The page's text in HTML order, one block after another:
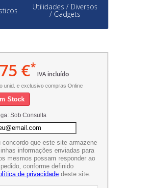
Utilidades / Diversos
/ Gadgets
€*
IVA incluído
unid. e exclusivo compras Online
Stock
Sob Consulta
concordo que este site armazene
informações enviadas para
mesmos possam responder ao
conforme definido
de privacidadedeste site.